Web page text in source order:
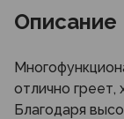
Описание
отлично греет,
Благодаря